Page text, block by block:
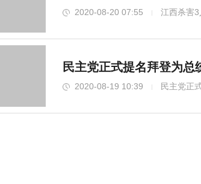
2020-08-20 07:55 江西杀害
民主党正式提名拜登为
2020-08-19 10:39
民主党正